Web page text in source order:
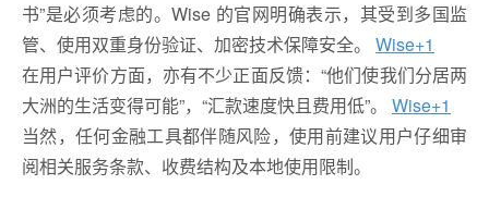
书”是必须考虑的。Wise 的官网明确表示，其受到多国监
管、使用双重身份验证、加密技术保障安全。 Wise+1
在用户评价方面，亦有不少正面反馈：“他们使我们分居两
大洲的生活变得可能”，“汇款速度快且费用低”。 Wise+1
当然，任何金融工具都伴随风险，使用前建议用户仔细审
阅相关服务条款、收费结构及本地使用限制。